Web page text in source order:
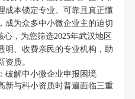
成本锁定专业、可靠且真正懂
成为众多中小微企业主的迫切
心，为您筛选2025年武汉地区
明、收费亲民的专业机构，助
质。
破解中小微企业申报困境
新与科小资质时普遍面临三重